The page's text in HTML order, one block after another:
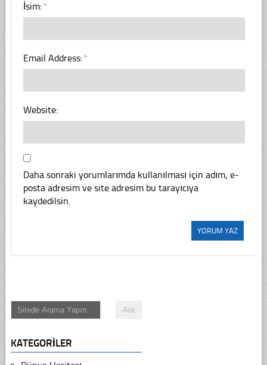
İsim:*
Email Address:*
Website:
Daha sonraki yorumlarımda kullanılması için adım, e-
posta adresim ve site adresim bu tarayıcıya
kaydedilsin.
KATEGORILER